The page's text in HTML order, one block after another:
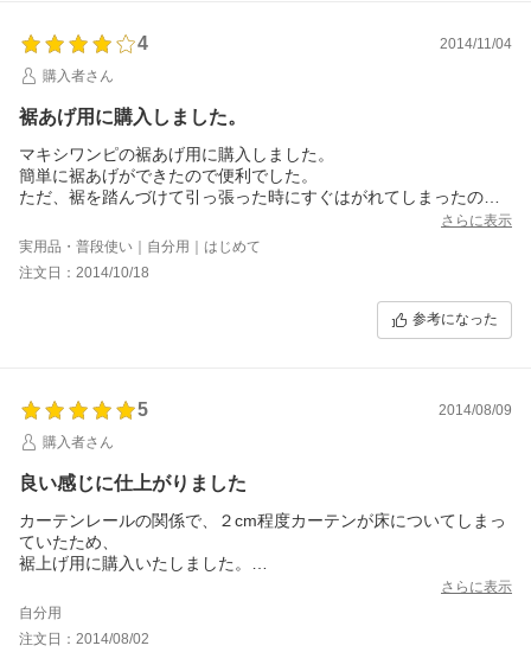
4
2014/11/04
購入者さん
裾あげ用に購入しました。
マキシワンピの裾あげ用に購入しました。
簡単に裾あげができたので便利でした。
ただ、裾を踏んづけて引っ張った時にすぐはがれてしまったので
またすぐにくっつければ良いだけですし、通常の生活では困りま
さらに表示
実用品・普段使い｜自分用｜はじめて
注文日：2014/10/18
参考になった
5
2014/08/09
購入者さん
良い感じに仕上がりました
カーテンレールの関係で、２cm程度カーテンが床についてしまっ
ていたため、
裾上げ用に購入いたしました。
長さも十分あり、窓一面分のカーテンの裾上げが出来ました。
とても満足です。
さらに表示
自分用
注文日：2014/08/02